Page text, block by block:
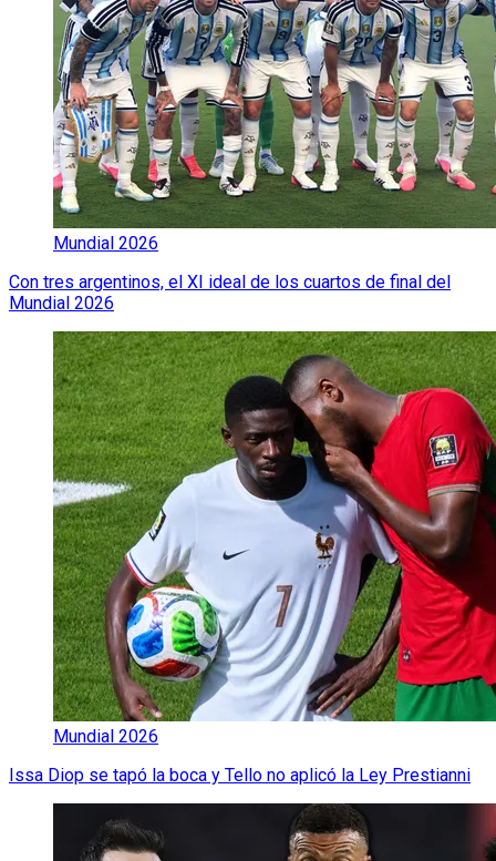
Mundial 2026
Con tres argentinos, el XI ideal de los cuartos de final del
Mundial 2026
Mundial 2026
Issa Diop se tapó la boca y Tello no aplicó la Ley Prestianni